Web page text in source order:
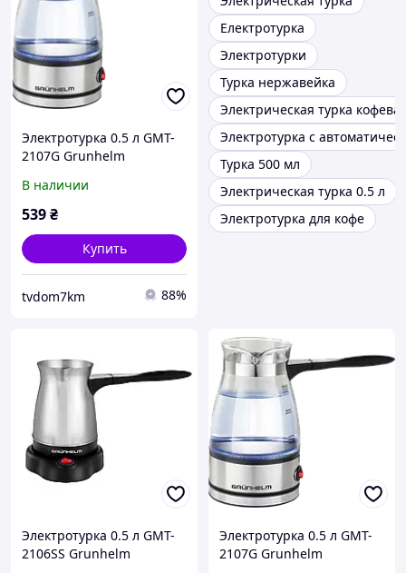
Электротурка 0.5 л GMT-
2107G Grunhelm
нагрева 600 Вт со
стеклянным корпусом
В наличии
539₴
Купить
tvdom7km 88%
Електротурка
Электротурки
Турка нержавейка
Электрическая турка
Электротурка с
Турка 500 мл
Электрическая турка 0.5 л
Электротурка для кофе
Электротурка 0.5 л GMT-
2106SS Grunhelm
Электротурка 0.5 л GMT-
2107G Grunhelm